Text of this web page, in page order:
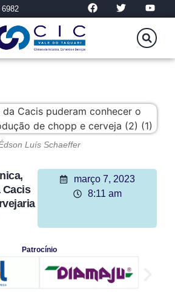
6982
Luís Schaeffer
Cacis
março 7, 2023
8:11 am
Patrocínio